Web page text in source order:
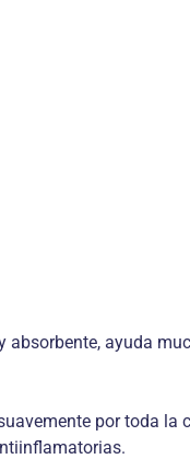
absorbente, ayuda
por toda la